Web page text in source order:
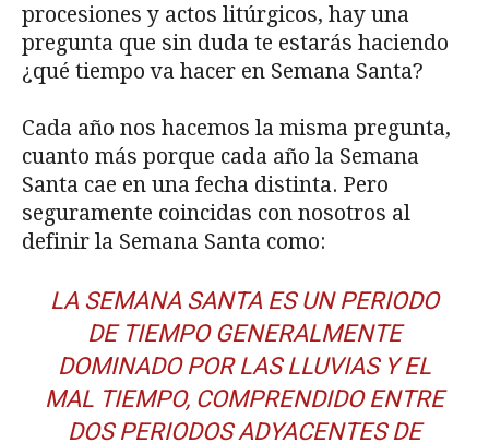
procesiones y actos litúrgicos, hay una
pregunta que sin duda te estarás haciendo
¿qué tiempo va hacer en Semana Santa?
Cada año nos hacemos la misma pregunta,
cuanto más porque cada año la Semana
Santa cae en una fecha distinta. Pero
seguramente coincidas con nosotros al
definir la Semana Santa como:
LA SEMANA SANTA ES UN PERIODO
DE TIEMPO GENERALMENTE
DOMINADO POR LAS LLUVIAS Y EL
MAL TIEMPO, COMPRENDIDO ENTRE
DOS PERIODOS ADYACENTES DE